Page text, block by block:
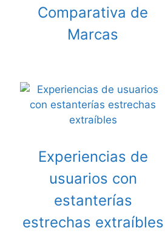
Comparativa de
Marcas
Experiencias de
usuarios con
estanterías
estrechas extraíbles